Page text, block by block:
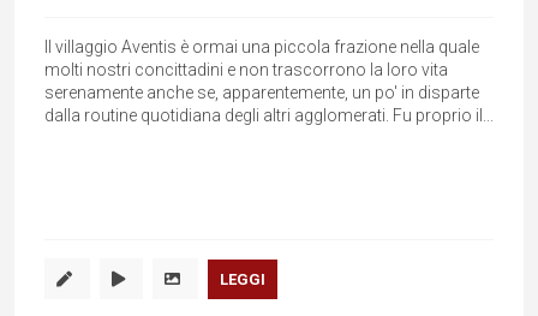
ll villaggio Aventis è ormai una piccola frazione nella quale
molti nostri concittadini e non trascorrono la loro vita
serenamente anche se, apparentemente, un po' in disparte
dalla routine quotidiana degli altri agglomerati. Fu proprio il...
LEGGI